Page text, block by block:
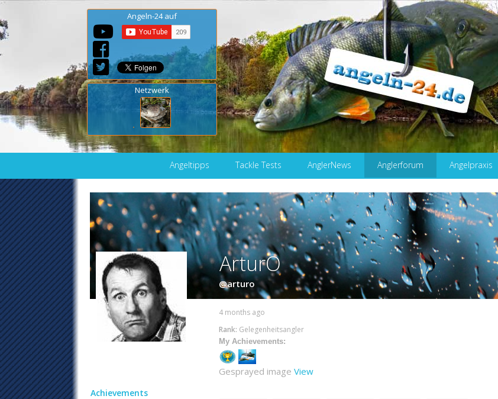
Angeln-24 auf
Netzwerk
Angeltipps Tackle Tests AnglerNews Anglerforum Angelpraxis
ArturO
@arturo
4 months ago
Rank: Gelegenheitsangler
My Achievements:
Gesprayed imageView
Achievements